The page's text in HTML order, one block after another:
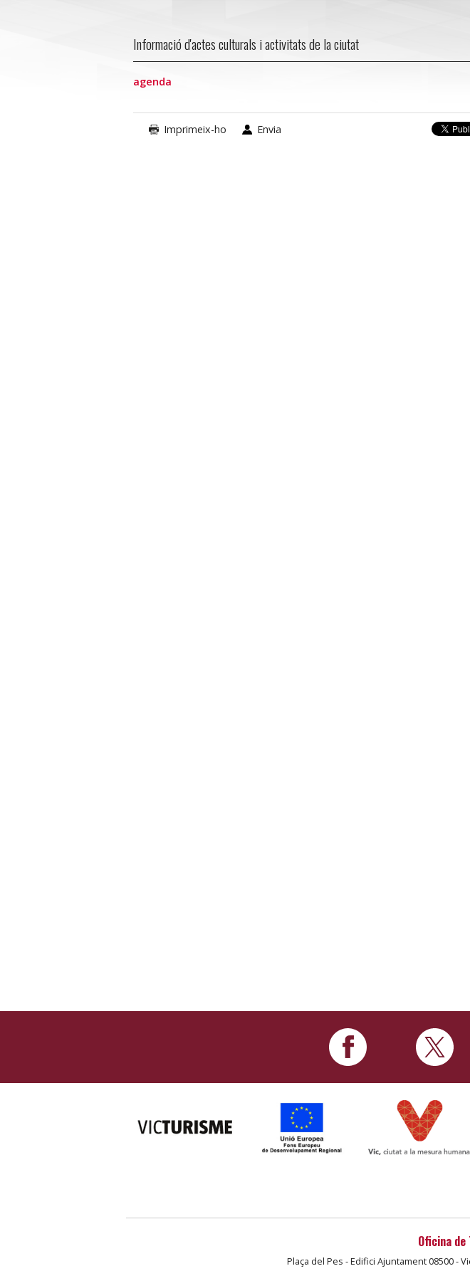
Informació d'actes culturals i activitats de la ciutat
agenda
Imprimeix-ho Envia
Oficina de
Plaça del Pes - Edifici Ajuntament 08500 -